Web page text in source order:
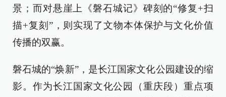
景；而对悬崖上《磐石城记》碑刻的“修复+扫
描+复刻”，则实现了文物本体保护与文化价值
传播的双赢。
磐石城的“焕新”，是长江国家文化公园建设的缩
影。作为长江国家文化公园（重庆段）重点项